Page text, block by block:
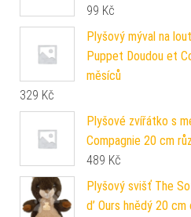
99 Kč
Plyšový mýval na
Puppet Doudou et
měsíců
329 Kč
Plyšové zvířátko s
Compagnie 20 cm
489 Kč
Plyšový svišť The
d’ Ours hnědý 20